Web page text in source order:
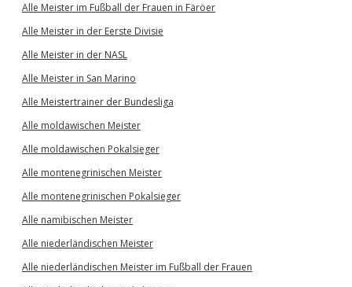
Alle Meister im Fußball der Frauen in Färöer
Alle Meister in der Eerste Divisie
Alle Meister in der NASL
Alle Meister in San Marino
Alle Meistertrainer der Bundesliga
Alle moldawischen Meister
Alle moldawischen Pokalsieger
Alle montenegrinischen Meister
Alle montenegrinischen Pokalsieger
Alle namibischen Meister
Alle niederländischen Meister
Alle niederländischen Meister im Fußball der Frauen